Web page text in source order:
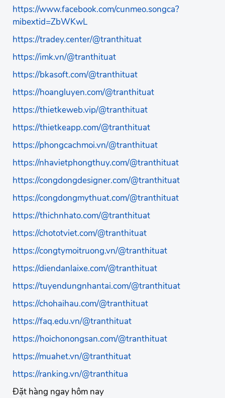
https://www.facebook.com/cunmeo.songca?
mibextid=ZbWKwL
https://tradey.center/@tranthituat
https://imk.vn/@tranthituat
https://bkasoft.com/@tranthituat
https://hoangluyen.com/@tranthituat
https://thietkeweb.vip/@tranthituat
https://thietkeapp.com/@tranthituat
https://phongcachmoi.vn/@tranthituat
https://nhavietphongthuy.com/@tranthituat
https://congdongdesigner.com/@tranthituat
https://congdongmythuat.com/@tranthituat
https://thichnhato.com/@tranthituat
https://chototviet.com/@tranthituat
https://congtymoitruong.vn/@tranthituat
https://diendanlaixe.com/@tranthituat
https://tuyendungnhantai.com/@tranthituat
https://chohaihau.com/@tranthituat
https://faq.edu.vn/@tranthituat
https://hoichonongsan.com/@tranthituat
https://muahet.vn/@tranthituat
https://ranking.vn/@tranthitua
Đặt hàng ngay hôm nay